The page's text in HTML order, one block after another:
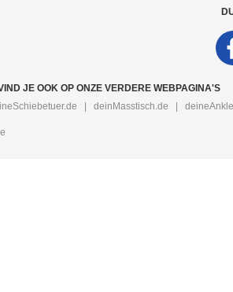
JE OOK OP ONZE VERDERE WEBPAGINA'S
| deinMasstisch.de |